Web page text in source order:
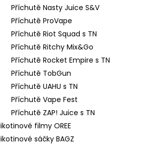
Příchutě Nasty Juice S&V
Příchutě ProVape
Příchutě Riot Squad s TN
Příchutě Ritchy Mix&Go
Příchutě Rocket Empire s TN
Příchutě TobGun
Příchutě UAHU s TN
Příchutě Vape Fest
Příchutě ZAP! Juice s TN
filmy OREE
sáčky BAGZ